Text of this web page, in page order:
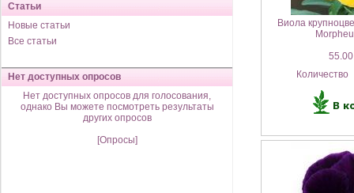
Статьи
Новые статьи
Все статьи
Нет доступных опросов
Нет доступных опросов для голосования,
однако Вы можете посмотреть результаты
других опросов
[Опросы]
Виола
Количество